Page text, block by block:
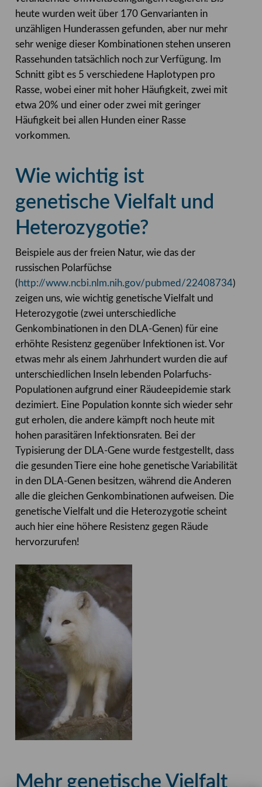
heute wurden weit über 170 Genvarianten in
unzähligen Hunderassen gefunden, aber nur mehr
sehr wenige dieser Kombinationen stehen unseren
Rassehunden tatsächlich noch zur Verfügung. Im
Schnitt gibt es 5 verschiedene Haplotypen pro
Rasse, wobei einer mit hoher Häufigkeit, zwei mit
etwa 20% und einer oder zwei mit geringer
Häufigkeit bei allen Hunden einer Rasse
vorkommen.
Wie wichtig ist
genetische Vielfalt und
Heterozygotie?
Beispiele aus der freien Natur, wie das der
russischen Polarfüchse
(http://www.ncbi.nlm.nih.gov/pubmed/22408734)
zeigen uns, wie wichtig genetische Vielfalt und
Heterozygotie (zwei unterschiedliche
Genkombinationen in den DLA-Genen) für eine
erhöhte Resistenz gegenüber Infektionen ist. Vor
etwas mehr als einem Jahrhundert wurden die auf
unterschiedlichen Inseln lebenden Polarfuchs-
Populationen aufgrund einer Räudeepidemie stark
dezimiert. Eine Population konnte sich wieder sehr
gut erholen, die andere kämpft noch heute mit
hohen parasitären Infektionsraten. Bei der
Typisierung der DLA-Gene wurde festgestellt, dass
die gesunden Tiere eine hohe genetische Variabilität
in den DLA-Genen besitzen, während die Anderen
alle die gleichen Genkombinationen aufweisen. Die
genetische Vielfalt und die Heterozygotie scheint
auch hier eine höhere Resistenz gegen Räude
hervorzurufen!
Mehr genetische Vielfalt